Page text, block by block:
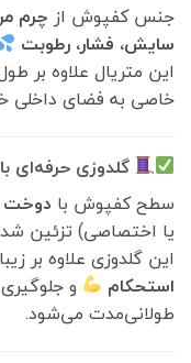
جنس کفپوش از چرم
سایش، فشار، رطوبت
این متریال علاوه بر
خاصی به فضای داخلی
گلدوزی حرفه‌ای
سطح کفپوش با دوخت
یا اختصاصی) تزئین
این گلدوزی علاوه بر
استحکام
و
طولانی‌مدت می‌شود.